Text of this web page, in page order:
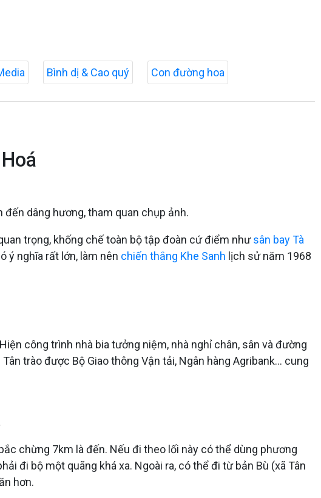
Bình dị & Cao quý Con đường hoa
dâng hương, tham quan chụp ảnh.
trọng, khống chế toàn bộ tập đoàn cứ điểm nhưsân bay Tà
ý nghĩa rất lớn, làm nên chiến thắng Khe Sanh lịch sử năm 1968
công trình nhà bia tưởng niệm, nhà nghỉ chân, sân và đường
trào được Bộ Giao thông Vận tải, Ngân hàng Agribank... cung
chừng 7km là đến. Nếu đi theo lối này có thể dùng phương
đi bộ một quãng khá xa. Ngoài ra, có thể đi từ bản Bù (xã Tân
hơn.